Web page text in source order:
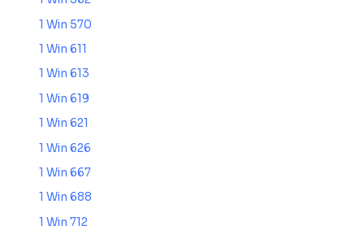
1 Win 570
1 Win 611
1 Win 613
1 Win 619
1 Win 621
1 Win 626
1 Win 667
1 Win 688
1 Win 712